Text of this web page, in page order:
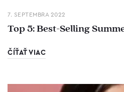
7. SEPTEMBRA 2022
Top 5: Best-Selling
ČÍŤAŤ VIAC